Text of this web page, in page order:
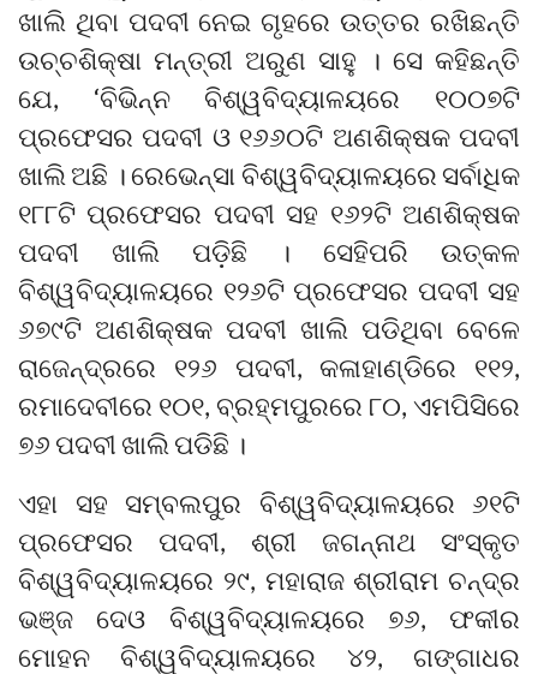
ଖାଲି ଥିବା ପଦବୀ ନେଇ ଗୃହରେ ଉତ୍ତର ରଖିଛନ୍ତି
ଉଚ୍ଚଶିକ୍ଷା ମନ୍ତ୍ରୀ ଅରୁଣ ସାହୁ । ସେ କହିଛନ୍ତି
ଯେ, ‘ବିଭିନ୍ନ ବିଶ୍ୱବିଦ୍ୟାଳୟରେ ୧୦୦୭ଟି
ପ୍ରଫେସର ପଦବୀ ଓ ୧୬୬୦ଟି ଅଣଶିକ୍ଷକ ପଦବୀ
ଖାଲି ଅଛି । ରେଭେନ୍ସା ବିଶ୍ୱବିଦ୍ୟାଳୟରେ ସର୍ବାଧିକ
୧୮୮ଟି ପ୍ରଫେସର ପଦବୀ ସହ ୧୬୨ଟି ଅଣଶିକ୍ଷକ
ପଦବୀ ଖାଲି ପଡ଼ିଛି । ସେହିପରି ଉତ୍କଳ
ବିଶ୍ୱବିଦ୍ୟାଳୟରେ ୧୨୬ଟି ପ୍ରଫେସର ପଦବୀ ସହ
୬୭୯ଟି ଅଣଶିକ୍ଷକ ପଦବୀ ଖାଲି ପଡିଥିବା ବେଳେ
ରାଜେନ୍ଦ୍ରରେ ୧୨୬ ପଦବୀ, କଳାହାଣ୍ଡିରେ ୧୧୨,
ରମାଦେବୀରେ ୧୦୧, ବ୍ରହ୍ମପୁରରେ ୮୦, ଏମପିସିରେ
୭୬ ପଦବୀ ଖାଲି ପଡିଛି ।
ଏହା ସହ ସମ୍ବଲପୁର ବିଶ୍ୱବିଦ୍ୟାଳୟରେ ୬୧ଟି
ପ୍ରଫେସର ପଦବୀ, ଶ୍ରୀ ଜଗନ୍ନାଥ ସଂସ୍କୃତ
ବିଶ୍ୱବିଦ୍ୟାଳୟରେ ୨୯, ମହାରାଜ ଶ୍ରୀରାମ ଚନ୍ଦ୍ର
ଭଞ୍ଜ ଦେଓ ବିଶ୍ୱବିଦ୍ୟାଳୟରେ ୭୬, ଫକୀର
ମୋହନ ବିଶ୍ୱବିଦ୍ୟାଳୟରେ ୪୨, ଗଙ୍ଗାଧର